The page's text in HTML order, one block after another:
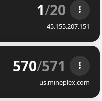
1/20
45.155.207.151
570/571
us.mineplex.com